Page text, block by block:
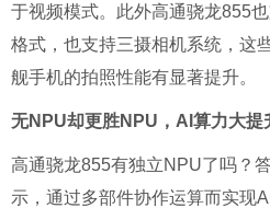
于视频模式。此外高通骁龙855
格式，也支持三摄相机系统，这
舰手机的拍照性能有显著提升。
无NPU却更胜NPU，AI算力大提
高通骁龙855有独立NPU了吗？
示，通过多部件协作运算而实现